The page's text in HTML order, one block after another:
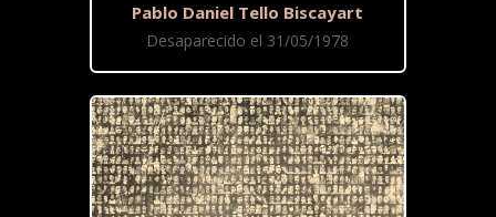
Pablo Daniel Tello Biscayart
Desaparecido el 31/05/1978